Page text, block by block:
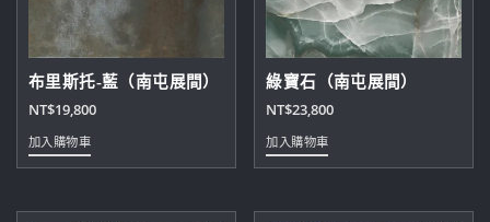
布里斯托-藍（南屯展間）
NT$19,800
加入購物車
綠寶石（南屯展間）
NT$23,800
加入購物車